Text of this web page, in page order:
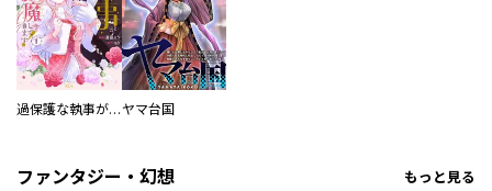
過保護な執事が私の婚活を邪魔してきます！ ヤマ台国
ファンタジー・幻想 もっと見る